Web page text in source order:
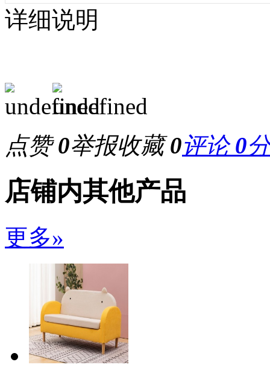
详细说明
点赞0举报收藏0评论0
店铺内其他产品
更多»